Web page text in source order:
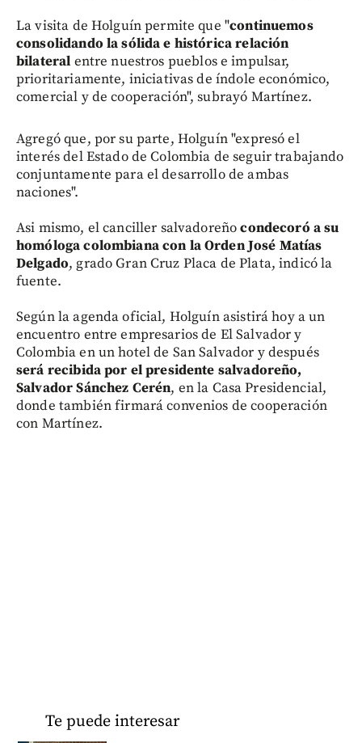
La visita de Holguín permite que "continuemos
consolidando la sólida e histórica relación
bilateral entre nuestros pueblos e impulsar,
prioritariamente, iniciativas de índole económico,
comercial y de cooperación", subrayó Martínez.
Agregó que, por su parte, Holguín "expresó el
interés del Estado de Colombia de seguir trabajando
conjuntamente para el desarrollo de ambas
naciones".
Asi mismo, el canciller salvadoreñocondecoró a su
homóloga colombiana con la Orden José Matías
Delgado, grado Gran Cruz Placa de Plata, indicó la
fuente.
Según la agenda oficial, Holguín asistirá hoy a un
encuentro entre empresarios de El Salvador y
Colombia en un hotel de San Salvador y después
será recibida por el presidente salvadoreño,
Salvador Sánchez Cerén, en la Casa Presidencial,
donde también firmará convenios de cooperación
con Martínez.
Te puede interesar